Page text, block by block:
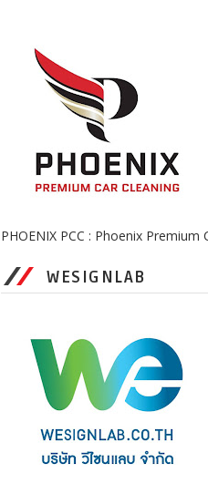
PHOENIX PCC : Phoenix Premium
WESIGNLAB